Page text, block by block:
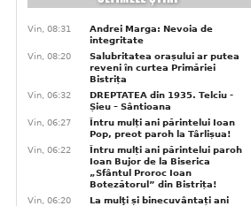
Vin, 08:31
Andrei Marga: Nevoia de
integritate
Vin, 08:20
Salubritatea orașului ar putea
reveni în curtea Primăriei
Bistrița
Vin, 06:32
DREPTATEA din 1935. Telciu -
Șieu – Sântioana
Vin, 06:27
Întru mulți ani părintelui Ioan
Pop, preot paroh la Târlișua!
Vin, 06:22
Întru mulți ani părintelui paroh
Ioan Bujor de la Biserica
„Sfântul Proroc Ioan
Botezătorul” din Bistrița!
Vin, 06:20
La mulţi și binecuvântați ani